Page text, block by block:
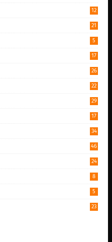
12
21
5
17
26
22
29
17
34
46
24
8
5
23